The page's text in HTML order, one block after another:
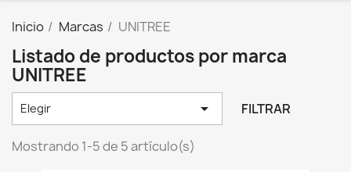
Inicio Marcas UNITREE
Listado de productos por marca
UNITREE
Elegir  FILTRAR
Mostrando 1-5 de 5 artículo(s)